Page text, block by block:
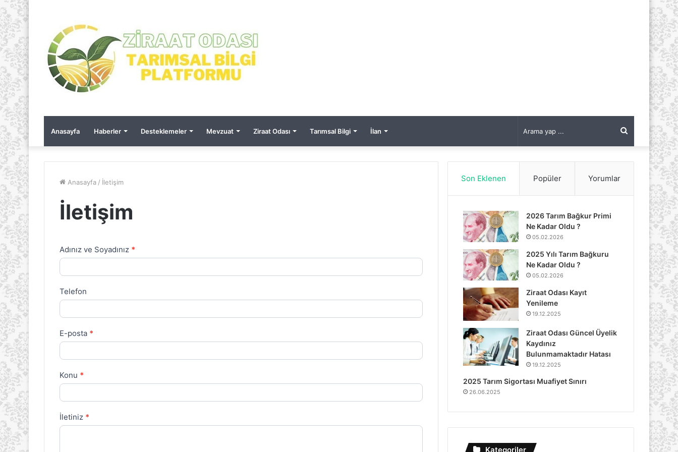
Anasayfa Haberler Desteklemeler Mevzuat Ziraat Odası Tarımsal Bilgi İlan Arama
yap
Anasayfa / İletişim
İletişim
İletişim
Adınız ve Soyadınız *
Telefon
E-posta *
Konu *
İletiniz *
Son Eklenen Popüler Yorumlar
2026 Tarım Bağkur Primi
Ne Kadar Oldu ?
05.02.2026
2025 Yılı Tarım Bağkuru
Ne Kadar Oldu ?
05.02.2026
Ziraat Odası Kayıt
Yenileme
19.12.2025
Ziraat Odası Güncel Üyelik
Kaydınız
Bulunmamaktadır Hatası
19.12.2025
2025 Tarım Sigortası Muafiyet Sınırı
26.06.2025
Kategoriler